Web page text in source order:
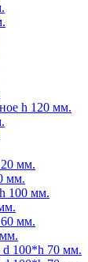
h 120 мм.
мм.
мм.
100 мм.
мм.
100*h 70 мм.